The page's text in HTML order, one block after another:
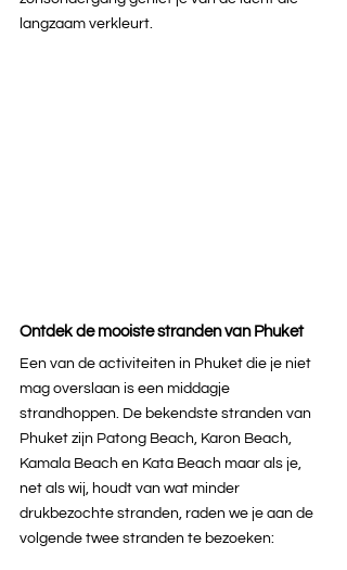
langzaam verkleurt.
Ontdek de mooiste stranden van Phuket
Een van de activiteiten in Phuket die je niet
mag overslaan is een middagje
strandhoppen. De bekendste stranden van
Phuket zijn Patong Beach, Karon Beach,
Kamala Beach en Kata Beach maar als je,
net als wij, houdt van wat minder
drukbezochte stranden, raden we je aan de
volgende twee stranden te bezoeken: